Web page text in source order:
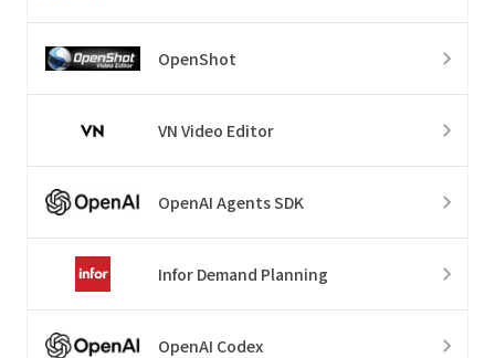
OpenShot
VN Video Editor
OpenAI Agents SDK
Infor Demand Planning
OpenAI Codex